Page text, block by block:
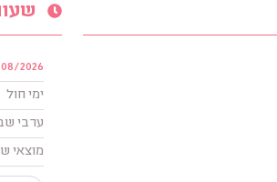
07/08/2026
ימי חול
ערבי
מוצאי